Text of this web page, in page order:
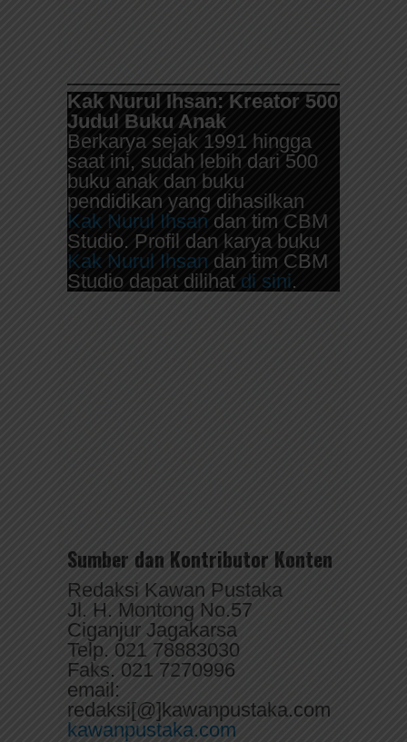
Kak Nurul Ihsan: Kreator 500
Judul Buku Anak
Berkarya sejak 1991 hingga
saat ini, sudah lebih dari 500
buku anak dan buku
pendidikan yang dihasilkan
Kak Nurul Ihsan dan tim CBM
Studio. Profil dan karya buku
Kak Nurul Ihsan dan tim CBM
Studio dapat dilihat di sini.
Sumber dan Kontributor Konten
Redaksi Kawan Pustaka
Jl. H. Montong No.57
Ciganjur Jagakarsa
Telp. 021 78883030
Faks. 021 7270996
email:
redaksi[@]kawanpustaka.com
kawanpustaka.com